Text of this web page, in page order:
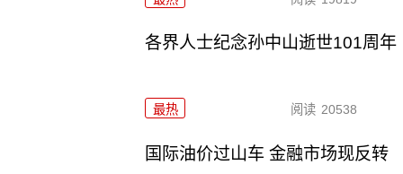
各界人士纪念孙中山逝世101周年
最热 阅读 20538
国际油价过山车 金融市场现反转